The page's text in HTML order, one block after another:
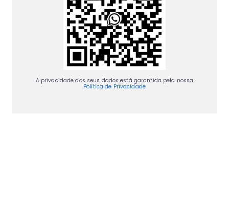
A privacidade dos seus dados está garantida pela nossa
Política de Privacidade